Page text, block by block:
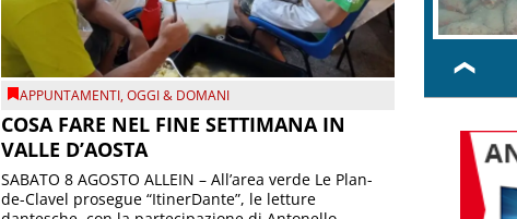
APPUNTAMENTI,OGGI & DOMANI
COSA FARE NEL FINE SETTIMANA IN
VALLE D’AOSTA
SABATO 8 AGOSTO ALLEIN – All’area verde Le Plan-
de-Clavel prosegue “ItinerDante”, le letture